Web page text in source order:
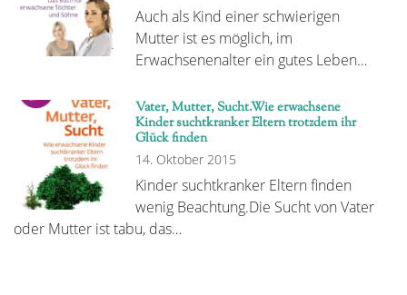
Auch als Kind einer schwierigen
Mutter ist es möglich, im
Erwachsenenalter ein gutes Leben…
Vater, Mutter, Sucht.Wie erwachsene
Kinder suchtkranker Eltern trotzdem ihr
Glück finden
14. Oktober 2015
Kinder suchtkranker Eltern finden
wenig Beachtung.Die Sucht von Vater
oder Mutter ist tabu, das…